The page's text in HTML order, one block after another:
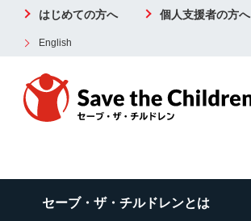
はじめての方へ 個人支援者の方へ
English
セーブ・ザ・チルドレンとは